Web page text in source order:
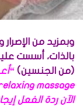
وبمزيد من
بالذات، أسست
(من الجنسين)
الآن ردة الفعل إيجابية